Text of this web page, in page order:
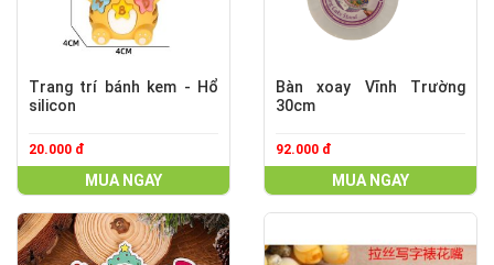
Trang trí bánh kem - Hổ
silicon
20.000 đ
MUA NGAY
Bàn xoay Vĩnh Trường
30cm
92.000 đ
MUA NGAY